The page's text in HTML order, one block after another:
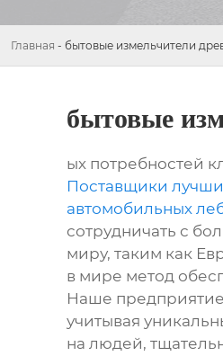
Главная - бытовые измельчители
бытовые
ых потребностей
Поставщики
автомобильных
сотрудничать с
миру, таким как
в мире метод
Наше
учитывая
на людей,